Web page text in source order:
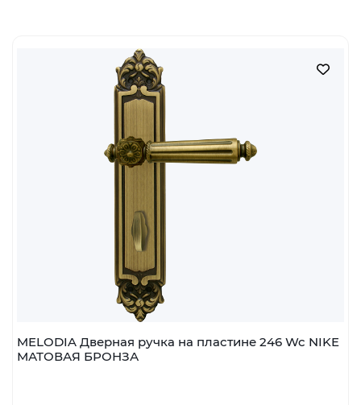
MELODIA Дверная ручка на пластине 246 Wc NIKE
МАТОВАЯ БРОНЗА